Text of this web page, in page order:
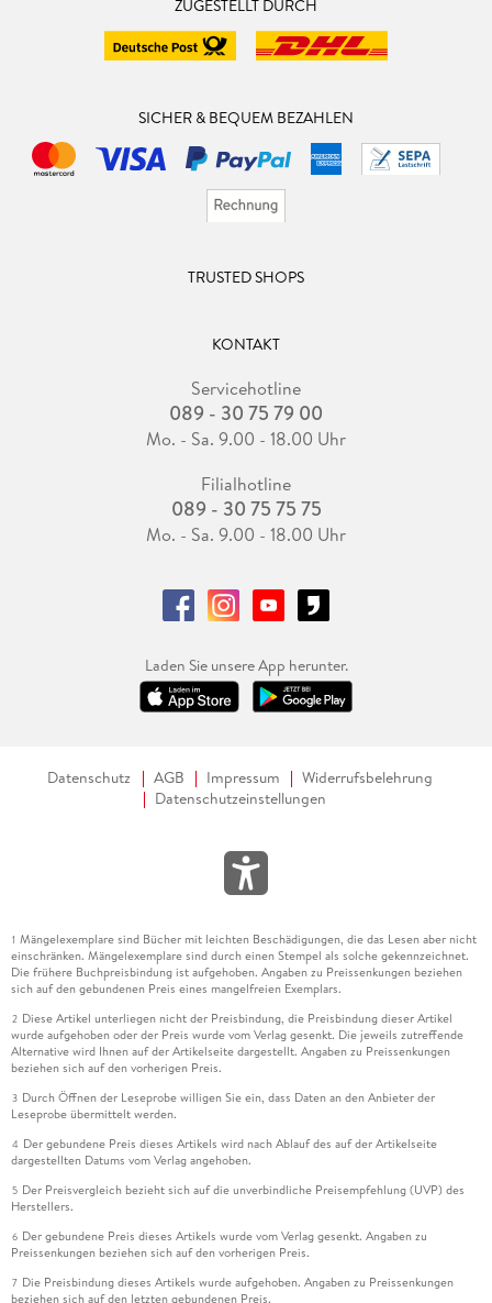
ZUGESTELLT DURCH
SICHER & BEQUEM BEZAHLEN
TRUSTED SHOPS
KONTAKT
Servicehotline
089 - 30 75 79 00
Mo. - Sa. 9.00 - 18.00 Uhr
Filialhotline
089 - 30 75 75 75
Mo. - Sa. 9.00 - 18.00 Uhr
Laden Sie unsere App herunter.
Datenschutz AGB Impressum
Widerrufsbelehrung
Datenschutzeinstellungen
1 Mängelexemplare sind Bücher mit leichten Beschädigungen, die das Lesen aber nicht
einschränken. Mängelexemplare sind durch einen Stempel als solche gekennzeichnet.
Die frühere Buchpreisbindung ist aufgehoben. Angaben zu Preissenkungen beziehen
sich auf den gebundenen Preis eines mangelfreien Exemplars.
2 Diese Artikel unterliegen nicht der Preisbindung, die Preisbindung dieser Artikel
wurde aufgehoben oder der Preis wurde vom Verlag gesenkt. Die jeweils zutreffende
Alternative wird Ihnen auf der Artikelseite dargestellt. Angaben zu Preissenkungen
beziehen sich auf den vorherigen Preis.
3 Durch Öffnen der Leseprobe willigen Sie ein, dass Daten an den Anbieter der
Leseprobe übermittelt werden.
4 Der gebundene Preis dieses Artikels wird nach Ablauf des auf der Artikelseite
dargestellten Datums vom Verlag angehoben.
5 Der Preisvergleich bezieht sich auf die unverbindliche Preisempfehlung (UVP) des
Herstellers.
6 Der gebundene Preis dieses Artikels wurde vom Verlag gesenkt. Angaben zu
Preissenkungen beziehen sich auf den vorherigen Preis.
7 Die Preisbindung dieses Artikels wurde aufgehoben. Angaben zu Preissenkungen
beziehen sich auf den letzten gebundenen Preis.